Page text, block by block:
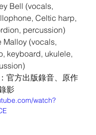
Bell (vocals,
Celtic harp,
percussion)
Malloy (vocals,
keyboard, ukulele,
官方出版錄音、原作
影
watch?